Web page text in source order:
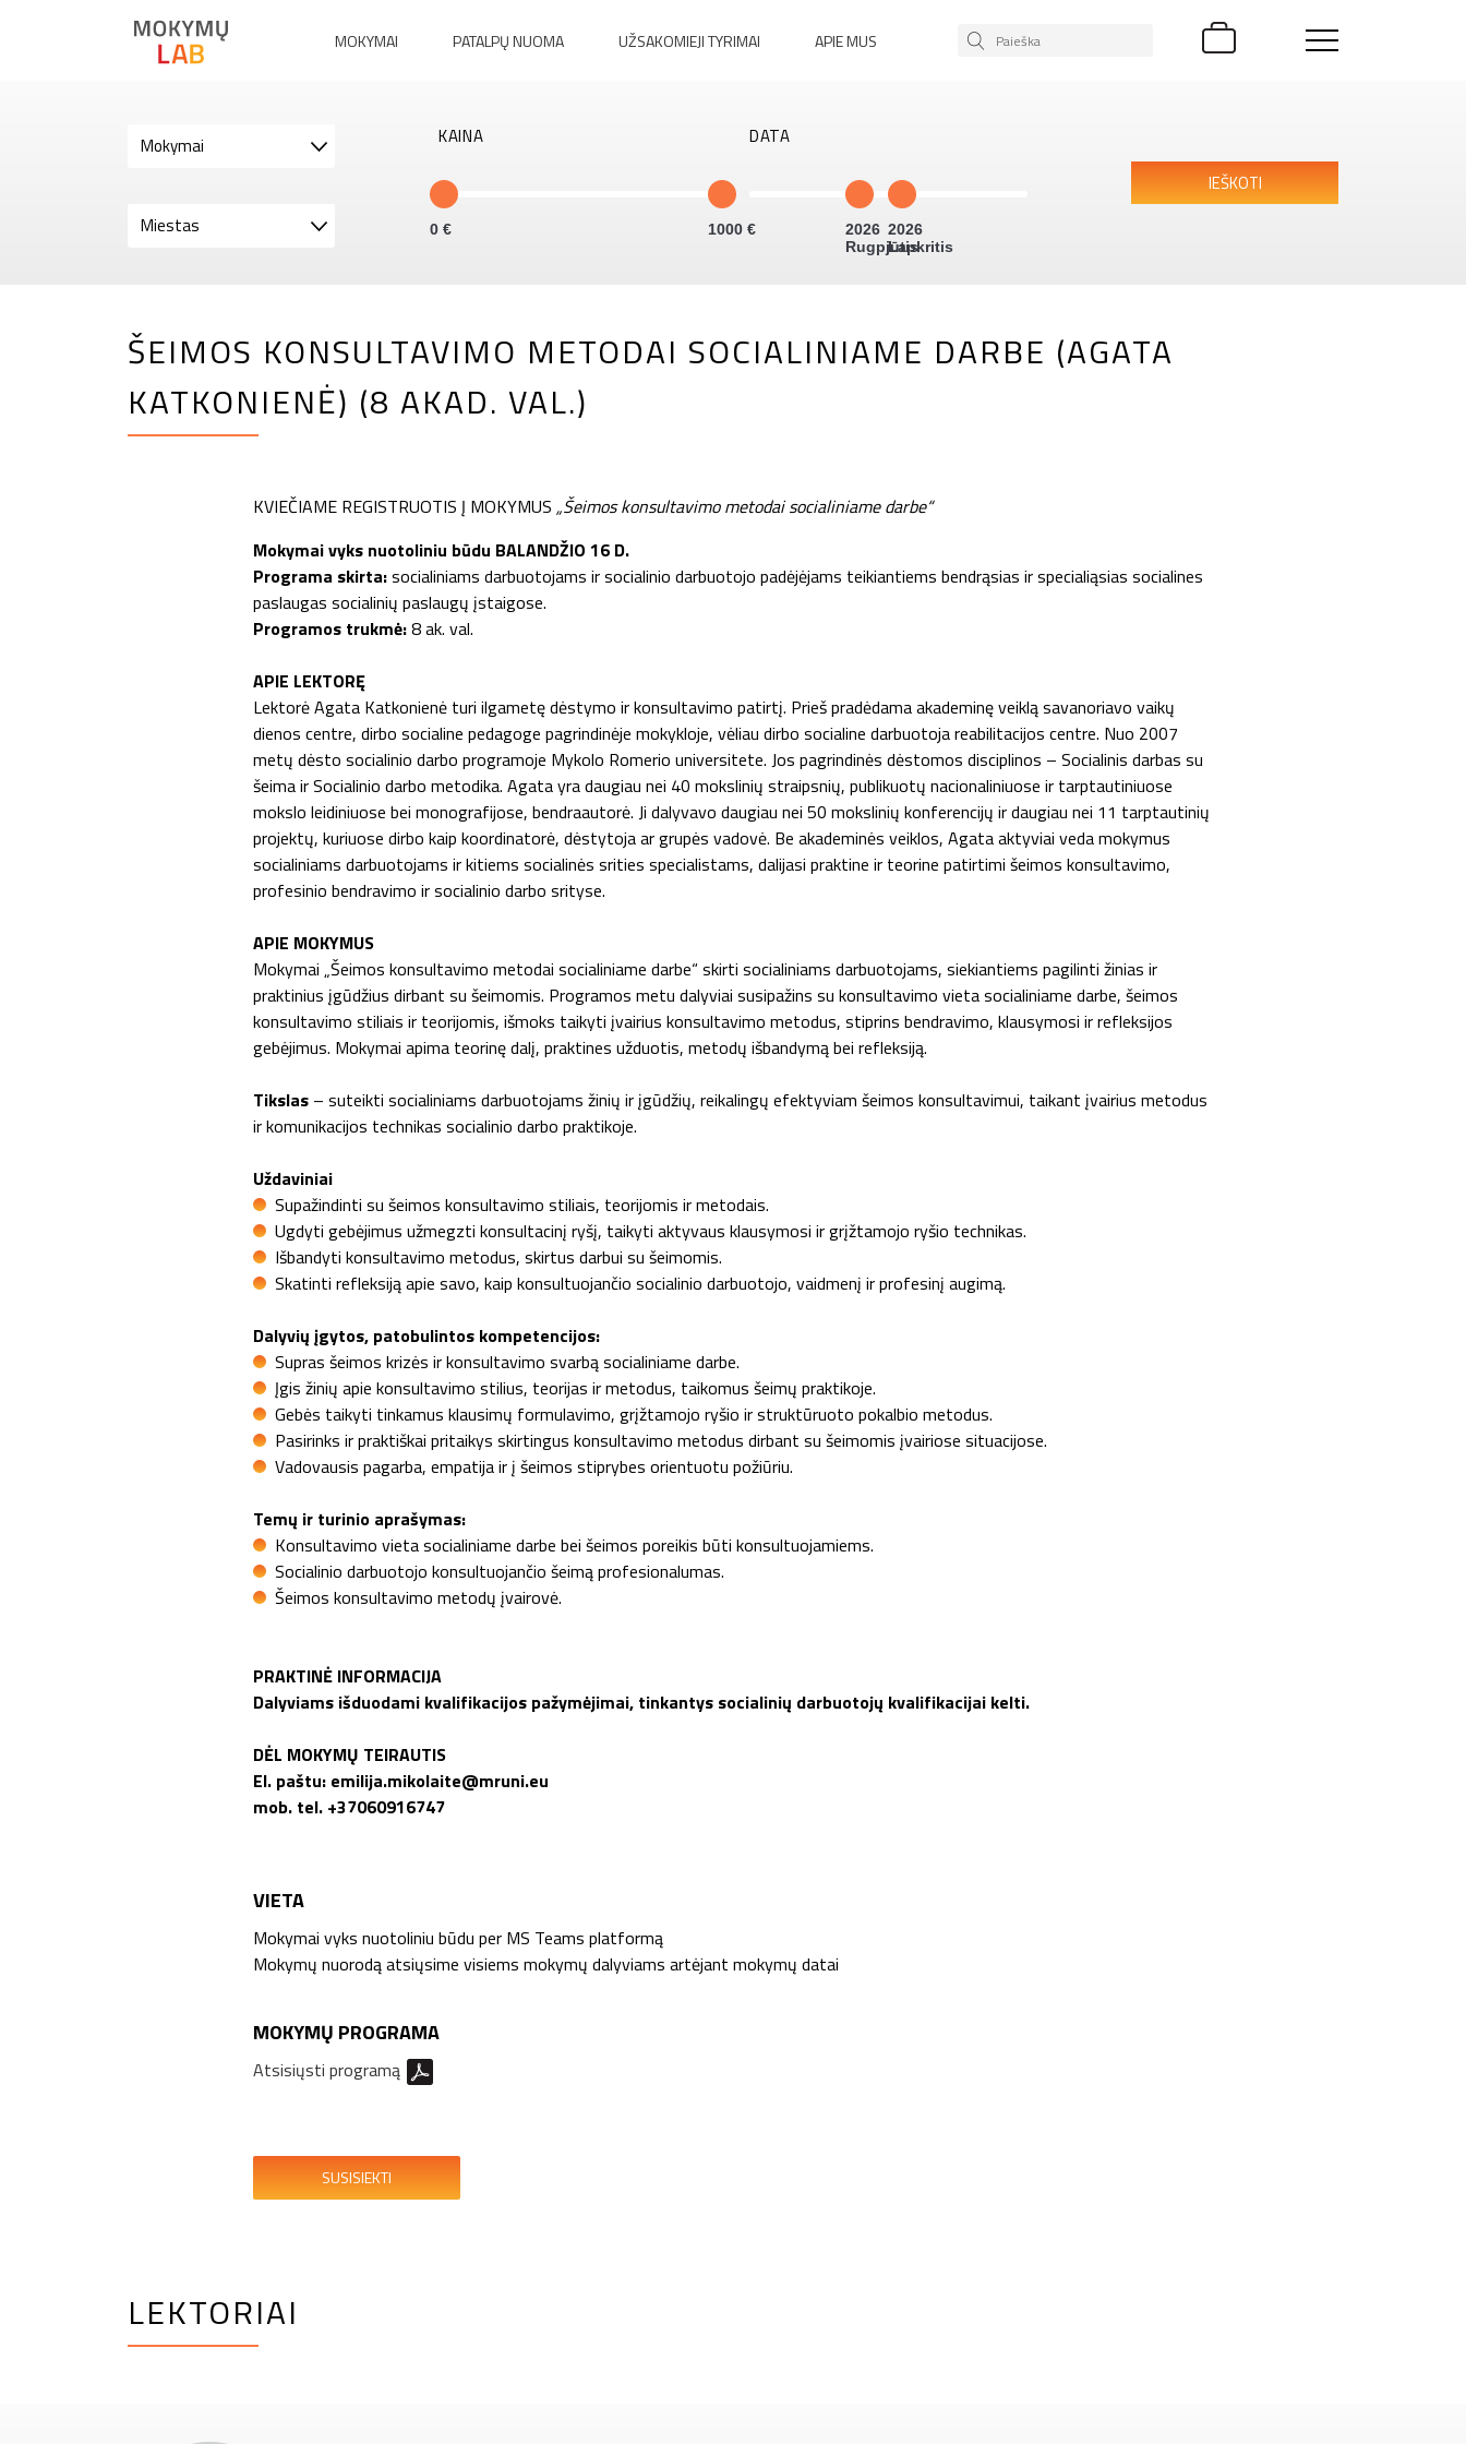
MOKYMAI PATALPŲ NUOMA UŽSAKOMIEJI TYRIMAI APIE MUS
Mokymai
Miestas
KAINA
0 1000
DATA
2026
Rugpjūtis
2026
Lapkritis
IEŠKOTI
ŠEIMOS KONSULTAVIMO METODAI SOCIALINIAME DARBE (AGATA
KATKONIENĖ) (8 AKAD. VAL.)
KVIEČIAME REGISTRUOTIS Į MOKYMUS „Šeimos konsultavimo metodai socialiniame darbe“
Mokymai vyks nuotoliniu būdu BALANDŽIO 16 D.
Programa skirta:socialiniams darbuotojams ir socialinio darbuotojo padėjėjams teikiantiems bendrąsias ir specialiąsias socialines
paslaugas socialinių paslaugų įstaigose.
Programos trukmė:8 ak. val.
APIE LEKTORĘ
Lektorė Agata Katkonienė turi ilgametę dėstymo ir konsultavimo patirtį. Prieš pradėdama akademinę veiklą savanoriavo vaikų
dienos centre, dirbo socialine pedagoge pagrindinėje mokykloje, vėliau dirbo socialine darbuotoja reabilitacijos centre. Nuo 2007
metų dėsto socialinio darbo programoje Mykolo Romerio universitete. Jos pagrindinės dėstomos disciplinos – Socialinis darbas su
šeima ir Socialinio darbo metodika. Agata yra daugiau nei 40 mokslinių straipsnių, publikuotų nacionaliniuose ir tarptautiniuose
mokslo leidiniuose bei monografijose, bendraautorė. Ji dalyvavo daugiau nei 50 mokslinių konferencijų ir daugiau nei 11 tarptautinių
projektų, kuriuose dirbo kaip koordinatorė, dėstytoja ar grupės vadovė. Be akademinės veiklos, Agata aktyviai veda mokymus
socialiniams darbuotojams ir kitiems socialinės srities specialistams, dalijasi praktine ir teorine patirtimi šeimos konsultavimo,
profesinio bendravimo ir socialinio darbo srityse.
APIE MOKYMUS
Mokymai „Šeimos konsultavimo metodai socialiniame darbe“ skirti socialiniams darbuotojams, siekiantiems pagilinti žinias ir
praktinius įgūdžius dirbant su šeimomis. Programos metu dalyviai susipažins su konsultavimo vieta socialiniame darbe, šeimos
konsultavimo stiliais ir teorijomis, išmoks taikyti įvairius konsultavimo metodus, stiprins bendravimo, klausymosi ir refleksijos
gebėjimus. Mokymai apima teorinę dalį, praktines užduotis, metodų išbandymą bei refleksiją.
Tikslas – suteikti socialiniams darbuotojams žinių ir įgūdžių, reikalingų efektyviam šeimos konsultavimui, taikant įvairius metodus
ir komunikacijos technikas socialinio darbo praktikoje.
Uždaviniai
Supažindinti su šeimos konsultavimo stiliais, teorijomis ir metodais.
Ugdyti gebėjimus užmegzti konsultacinį ryšį, taikyti aktyvaus klausymosi ir grįžtamojo ryšio technikas.
Išbandyti konsultavimo metodus, skirtus darbui su šeimomis.
Skatinti refleksiją apie savo, kaip konsultuojančio socialinio darbuotojo, vaidmenį ir profesinį augimą.
Dalyvių įgytos, patobulintos kompetencijos:
Supras šeimos krizės ir konsultavimo svarbą socialiniame darbe.
Įgis žinių apie konsultavimo stilius, teorijas ir metodus, taikomus šeimų praktikoje.
Gebės taikyti tinkamus klausimų formulavimo, grįžtamojo ryšio ir struktūruoto pokalbio metodus.
Pasirinks ir praktiškai pritaikys skirtingus konsultavimo metodus dirbant su šeimomis įvairiose situacijose.
Vadovausis pagarba, empatija ir į šeimos stiprybes orientuotu požiūriu.
Temų ir turinio aprašymas:
Konsultavimo vieta socialiniame darbe bei šeimos poreikis būti konsultuojamiems.
Socialinio darbuotojo konsultuojančio šeimą profesionalumas.
Šeimos konsultavimo metodų įvairovė.
PRAKTINĖ INFORMACIJA
Dalyviams išduodami kvalifikacijos pažymėjimai, tinkantys socialinių darbuotojų kvalifikacijai kelti.
DĖL MOKYMŲ TEIRAUTIS
El. paštu: emilija.mikolaite@mruni.eu
mob. tel. +37060916747
VIETA
Mokymai vyks nuotoliniu būdu per MS Teams platformą
Mokymų nuorodą atsiųsime visiems mokymų dalyviams artėjant mokymų datai
MOKYMŲ PROGRAMA
Atsisiųsti programą
SUSISIEKTI
LEKTORIAI